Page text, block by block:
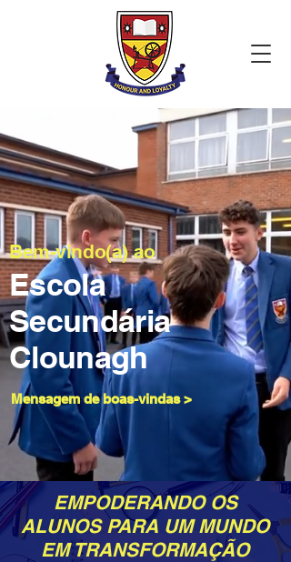
Bem-vindo(a) ao
Escola
Secundária
Clounagh
Mensagem de boas-vindas >
EMPODERANDO OS
ALUNOS PARA UM MUNDO
EM TRANSFORMAÇÃO